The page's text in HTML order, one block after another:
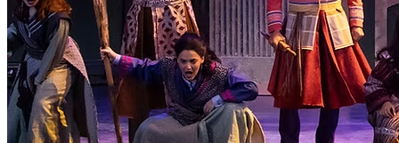
CNPJ 04.740.876/0001-25 | Alameda Xingu, 512, 3º, 4º e 16º (parte)
andares, Alphaville, Barueri/SP | CEP 06455-030
Naip Instituição de Pagamento S.A.
CNPJ 09.092.759/0001-16 | Alameda Xingu, 512, 3º andar, parte,
Alphaville, Barueri/SP | CEP 06455-030